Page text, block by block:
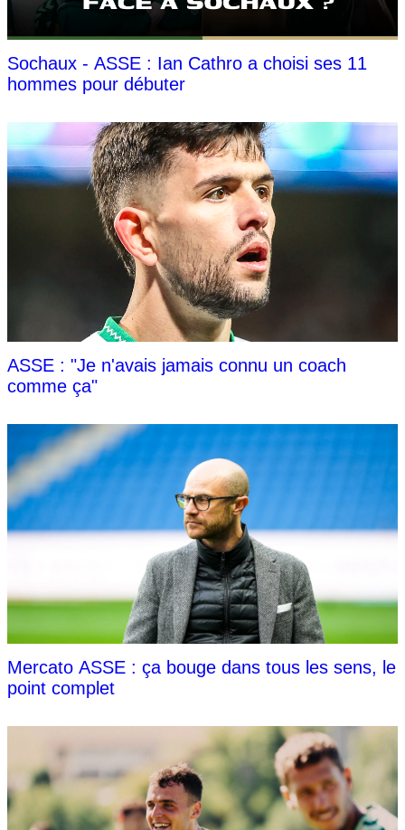
Sochaux - ASSE : Ian Cathro a choisi ses 11
hommes pour débuter
ASSE : "Je n'avais jamais connu un coach
comme ça"
Mercato ASSE : ça bouge dans tous les sens, le
point complet